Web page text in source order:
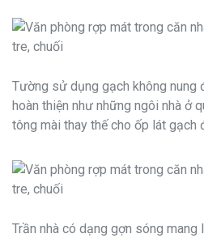
Tường sử dụng gạch không nung
hoàn thiện như những ngôi nhà ở
tông mài thay thế cho ốp lát gạch
Trần nhà có dạng gợn sóng